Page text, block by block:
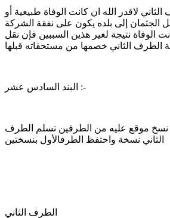
لاقدر الله ان كانت الوفاة طبيعية أو
الجثمان إلى بلده يكون على نفقة الشركة
الوفاة نتيجة لغير هذين السببين فإن نقل
الطرف الثاني خصمها من مستحقاته قبلها
البند السادس عشر :-
نسخ موقع عليه من الطرفين تسلم الطرف
الثاني نسخة واحتفظ الطرفالأول بنسختين
الأول
الطرف الثاني